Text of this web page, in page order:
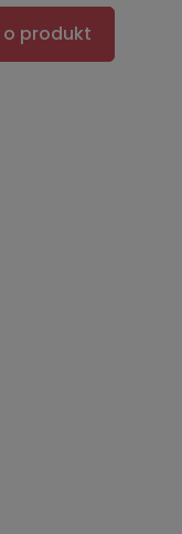
produkt